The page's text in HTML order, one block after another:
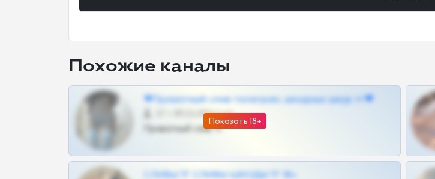
Похожие каналы
Показать 18+
❤Приватный слив телеграм, шкодных шкур тг❤
@SZu3ll3sCatt_bot
Приватный слив тг
СЛИВЫ ТГ СЛИВЫ ШКОДЫ ТГ 18+